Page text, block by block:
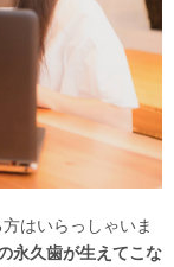
はいらっしゃいま
永久歯が生えてこな